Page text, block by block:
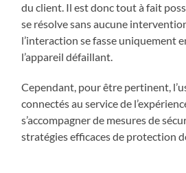
du client. Il est donc tout à fait
se résolve sans aucune
l’interaction se fasse uniquement
l’appareil défaillant.
Cependant, pour être pertinent,
connectés au service de
s’accompagner de mesures de
stratégies efficaces de protection